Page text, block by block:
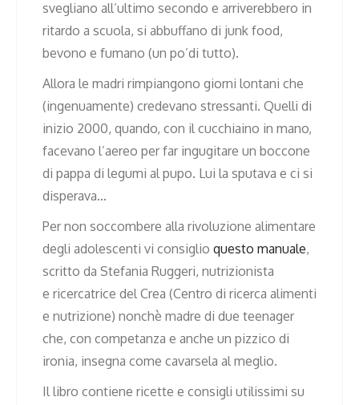
svegliano all’ultimo secondo e arriverebbero in
ritardo a scuola, si abbuffano di junk food,
bevono e fumano (un po’di tutto).
Allora le madri rimpiangono giorni lontani che
(ingenuamente) credevano stressanti. Quelli di
inizio 2000, quando, con il cucchiaino in mano,
facevano l’aereo per far ingugitare un boccone
di pappa di legumi al pupo. Lui la sputava e ci si
disperava…
Per non soccombere alla rivoluzione alimentare
degli adolescenti vi consiglio questo manuale,
scritto da Stefania Ruggeri, nutrizionista
e ricercatrice del Crea (Centro di ricerca alimenti
e nutrizione) nonchè madre di due teenager
che, con competanza e anche un pizzico di
ironia, insegna come cavarsela al meglio.
Il libro contiene ricette e consigli utilissimi su